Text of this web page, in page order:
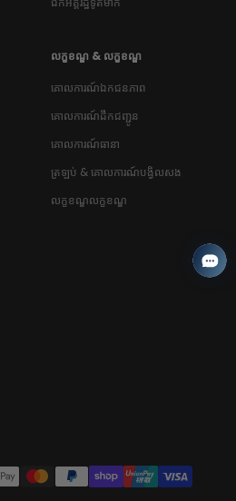
លក្ខខណ្ឌ & លក្ខខណ្ឌ
គោលការណ៍ឯកជនភាព
គោលការណ៍ដឹកជញ្ជូន
គោលការណ៍ធានា
ត្រឡប់ & គោលការណ៍បង្វិលសង
លក្ខខណ្ឌលក្ខខណ្ឌ